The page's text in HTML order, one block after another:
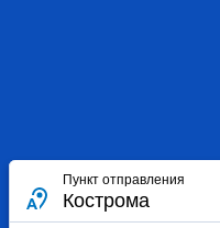
Пункт отправления